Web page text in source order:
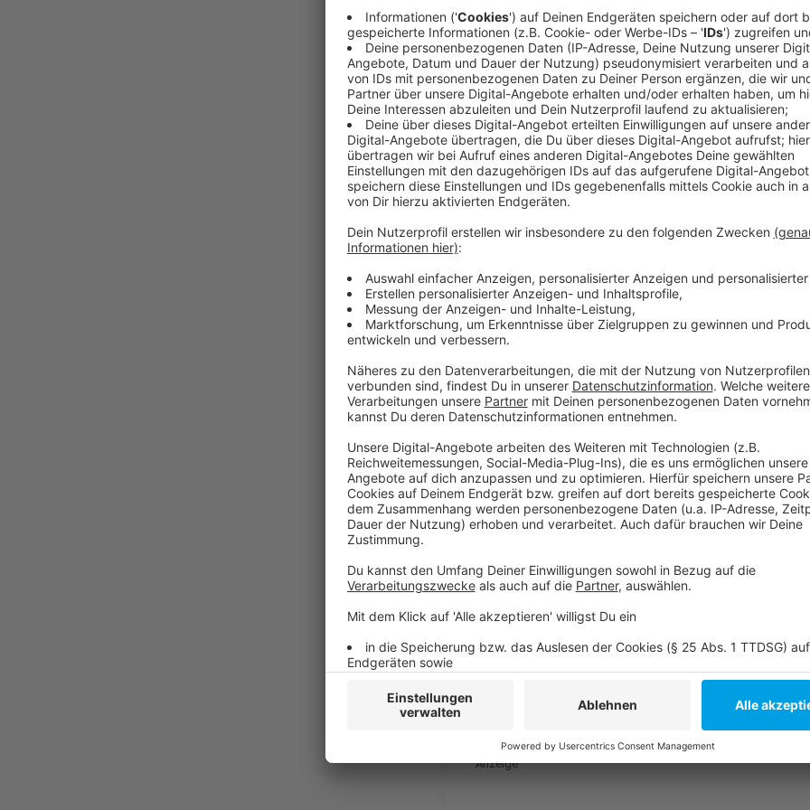
Darum brauche man jetzt endlich langfristige
von der Gewerkschaft Erziehung und Wissenschaft
Anzeige
Sebastian Krebs von der Gewerkschaft
Klare Regeln und Maßnahmen für Schulen
Die Gewerkschaft appelliert zudem mögliche
Erwägung zu ziehen. Dass
würden, das gehe nicht, sagte die
Unterricht wohl bald wieder die Maskenpflicht
Gebauer von der FDP angekündigt. Der Opposition
Oppositionsführer Kutschaty spricht sich dafür aus,
Virus zu testen.
Anzeige
Weitere Infos und Links zum Thema
Anzeige
Eltern-Taxis in Düsseldorf: Kritik von der Polizei
Anzeige